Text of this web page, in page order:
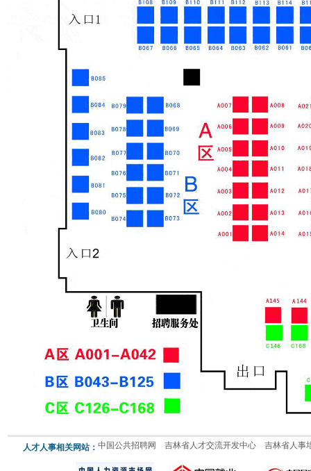
人才人事相关网站： 中国公共招聘网 吉林省人才交流开发中心 吉林省人事